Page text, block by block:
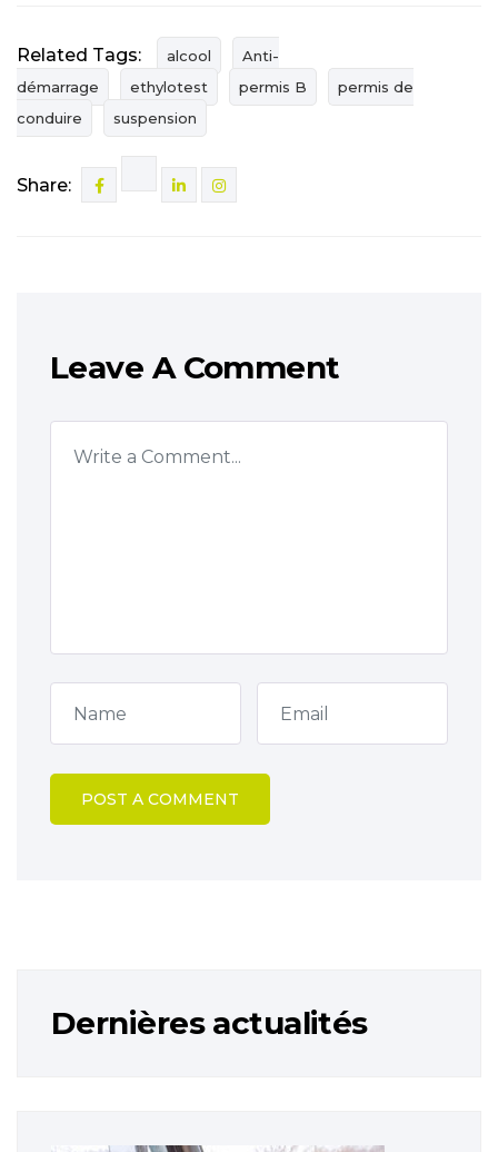
Related Tags: alcool
Anti-
démarrage
ethylotest permis B
permis de
conduire
suspension
Share:
Leave A Comment
Dernières actualités